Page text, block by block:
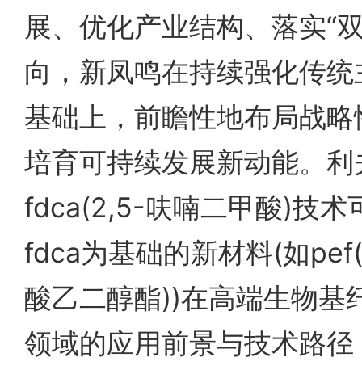
展、优化产业结构、落实“
向，新凤鸣在持续强化传
基础上，前瞻性地布局战
培育可持续发展新动能。
fdca(2,5-呋喃二甲酸)技术
fdca为基础的新材料(如
酸乙二醇酯))在高端生物基
领域的应用前景与技术路